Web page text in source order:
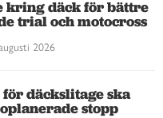
kring däck för bättre
trial och motocross
2026
däckslitage ska
stopp